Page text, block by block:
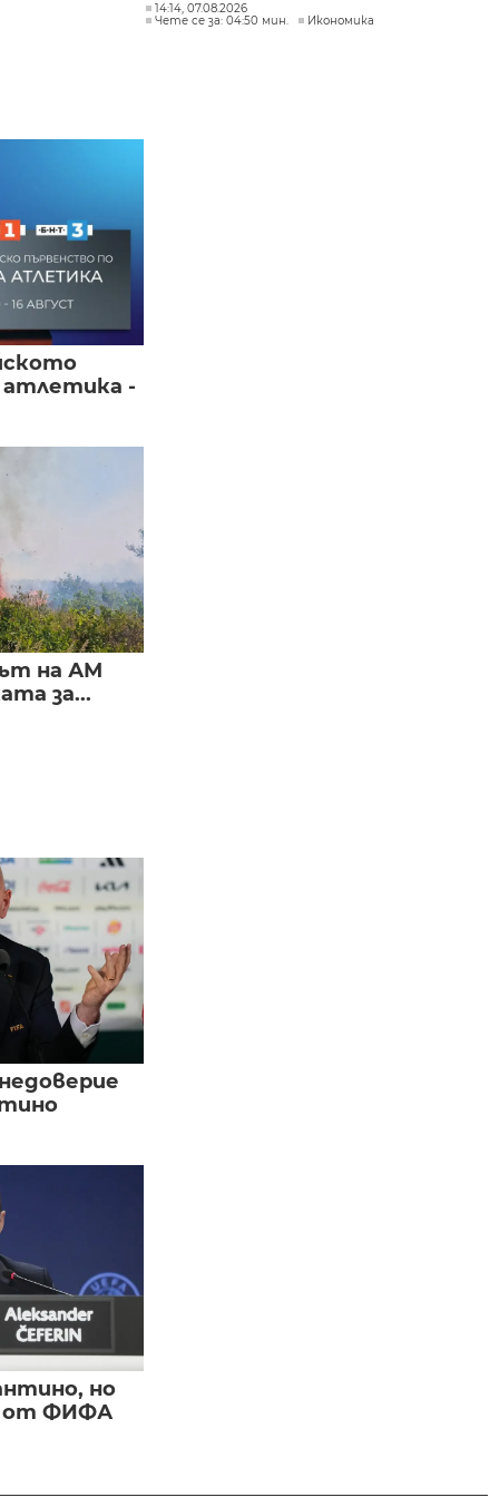
атлетика -
на АМ
за...
но
от ФИФА
14:14, 07.08.2026
Чете се за: 04:50 мин.
Икономика